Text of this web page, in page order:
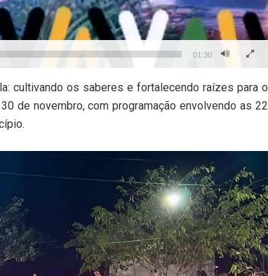
01:30
cultivando os saberes e fortalecendo raízes para o
de novembro, com programação envolvendo as 22